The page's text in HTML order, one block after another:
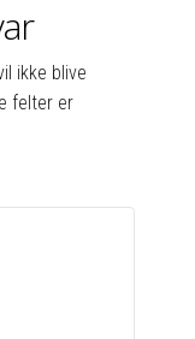
ikke blive
felter er